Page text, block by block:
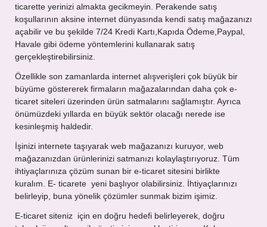
ticarette yerinizi almakta gecikmeyin. Perakende satış
koşullarının aksine internet dünyasında kendi satış mağazanızı
açabilir ve bu şekilde 7/24 Kredi Kartı,Kapıda Ödeme,Paypal,
Havale gibi ödeme yöntemlerini kullanarak satış
gerçekleştirebilirsiniz.
Özellikle son zamanlarda internet alışverişleri çok büyük bir
büyüme göstererek firmaların mağazalarından daha çok e-
ticaret siteleri üzerinden ürün satmalarını sağlamıştır. Ayrıca
önümüzdeki yıllarda en büyük sektör olacağı nerede ise
kesinleşmiş haldedir.
İşinizi internete taşıyarak web mağazanızı kuruyor, web
mağazanızdan ürünlerinizi satmanızı kolaylaştırıyoruz. Tüm
ihtiyaçlarınıza çözüm sunan bir e-ticaret sitesini birlikte
kuralım. E- ticarete yeni başlıyor olabilirsiniz. İhtiyaçlarınızı
belirleyip, buna yönelik çözümler sunmak bizim işimiz.
E-ticaret siteniz için en doğru hedefi belirleyerek, doğru